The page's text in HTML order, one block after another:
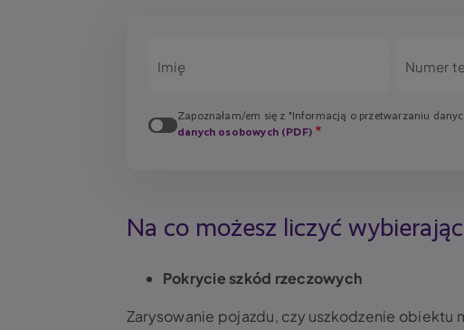
Imię Numer
Zapoznałam/em się z "Informacją o przetwarzaniu
danych osobowych (PDF)
Na co możesz liczyć
Pokrycie szkód rzeczowych
Zarysowanie pojazdu, czy uszkodzenie